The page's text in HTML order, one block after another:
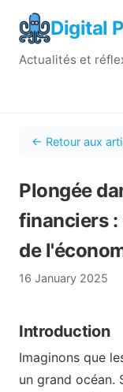
Digital
Actualités et
← Retour aux
Plongée
financiers :
de
16 January 2025
Introduction
Imaginons que
un grand océan.